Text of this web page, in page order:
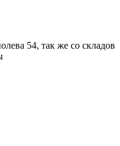
54, так же со складов